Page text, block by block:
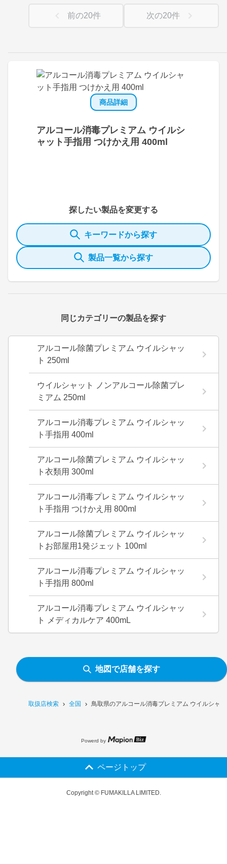
取扱店検索 全国 鳥取県のアルコール消毒プレミアム ウイルシャ
商品詳細
アルコール消毒プレミアム ウイルシ
ャット手指用 つけかえ用 400ml
探したい製品を変更する
キーワードから探す
製品一覧から探す
同じカテゴリーの製品を探す
アルコール除菌プレミアム ウイルシャッ
ト 250ml
ウイルシャット ノンアルコール除菌プレ
ミアム 250ml
アルコール消毒プレミアム ウイルシャッ
ト手指用 400ml
アルコール除菌プレミアム ウイルシャッ
ト衣類用 300ml
アルコール消毒プレミアム ウイルシャッ
ト手指用 つけかえ用 800ml
アルコール除菌プレミアム ウイルシャッ
トお部屋用1発ジェット 100ml
アルコール消毒プレミアム ウイルシャッ
ト手指用 800ml
アルコール消毒プレミアム ウイルシャッ
ト メディカルケア 400mL
前の20件 次の20件
地図で店舗を探す
Powerd by
ページトップ
Copyright © FUMAKILLA LIMITED.